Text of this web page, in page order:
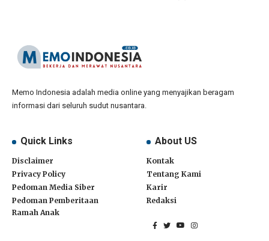
Memo Indonesia adalah media online yang menyajikan beragam
informasi dari seluruh sudut nusantara.
Quick Links
Disclaimer
Privacy Policy
Pedoman Media Siber
Pedoman Pemberitaan
Ramah Anak
About US
Kontak
Tentang Kami
Karir
Redaksi